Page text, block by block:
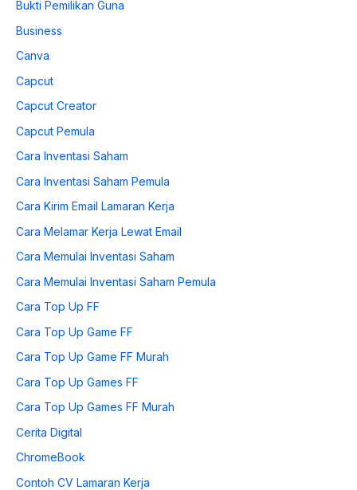
Bukti Pemilikan Guna
Business
Canva
Capcut
Capcut Creator
Capcut Pemula
Cara Inventasi Saham
Cara Inventasi Saham Pemula
Cara Kirim Email Lamaran Kerja
Cara Melamar Kerja Lewat Email
Cara Memulai Inventasi Saham
Cara Memulai Inventasi Saham Pemula
Cara Top Up FF
Cara Top Up Game FF
Cara Top Up Game FF Murah
Cara Top Up Games FF
Cara Top Up Games FF Murah
Cerita Digital
ChromeBook
Contoh CV Lamaran Kerja